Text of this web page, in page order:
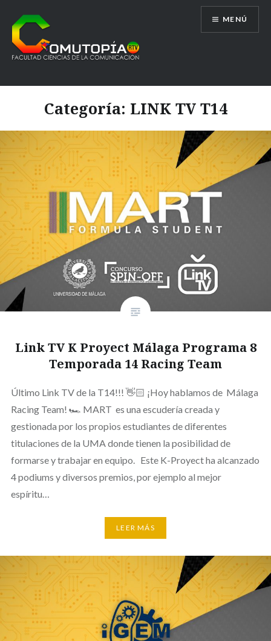
contenido
Comutopía RTV
MENÚ
Categoría: LINK TV T14
Link TV K Proyect Málaga Programa 8
Temporada 14 Racing Team
Último Link TV de la T14!!! 👋🏻 ¡Hoy hablamos de Málaga
Racing Team! 🏎️ MART es una escudería creada y
gestionada por los propios estudiantes de diferentes
titulaciones de la UMA donde tienen la posibilidad de
formarse y trabajar en equipo. Este K-Proyect ha alcanzado
4 podiums y diversos premios, por ejemplo al mejor
espíritu…
LEER MÁS